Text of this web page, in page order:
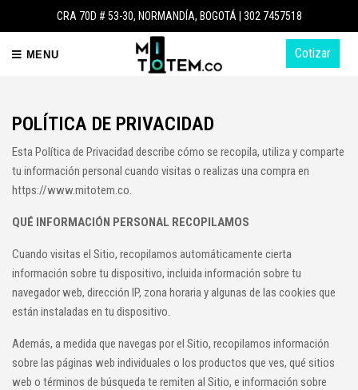
CRA 70D # 53-30, NORMANDÍA, BOGOTÁ | 302 7457518
MENU Cotizar
POLÍTICA DE PRIVACIDAD
Esta Política de Privacidad describe cómo se recopila, utiliza y comparte
tu información personal cuando visitas o realizas una compra en
https://www.mitotem.co.
QUÉ INFORMACIÓN PERSONAL RECOPILAMOS
Cuando visitas el Sitio, recopilamos automáticamente cierta
información sobre tu dispositivo, incluida información sobre tu
navegador web, dirección IP, zona horaria y algunas de las cookies que
están instaladas en tu dispositivo.
Además, a medida que navegas por el Sitio, recopilamos información
sobre las páginas web individuales o los productos que ves, qué sitios
web o términos de búsqueda te remiten al Sitio, e información sobre